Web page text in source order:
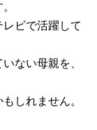
ビで活躍して
ない母親を、
しれません。